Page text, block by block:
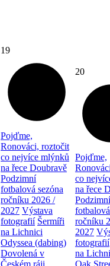
19
Pojďme,
Ronováci, roztočit
co nejvíce mlýnků
na řece Doubravě
Podzimní
fotbalová sezóna
ročníku 2026 /
2027 Výstava
fotografií Šermíři
na Lichnici
Odyssea (dabing)
Dovolená v
Českém ráji
20
Pojďme,
co
na řece
Podzimní
ročníku
2027
fotografií
na
Oak